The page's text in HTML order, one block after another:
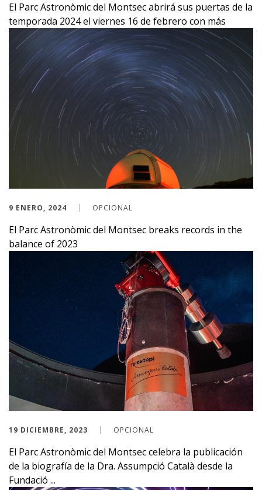
El Parc Astronòmic del Montsec abrirá sus puertas de la
temporada 2024 el viernes 16 de febrero con más
9 ENERO, 2024 OPCIONAL
El Parc Astronòmic del Montsec breaks records in the
balance of 2023
19 DICIEMBRE, 2023 OPCIONAL
El Parc Astronòmic del Montsec celebra la publicación
de la biografía de la Dra. Assumpció Català desde la
Fundació ...